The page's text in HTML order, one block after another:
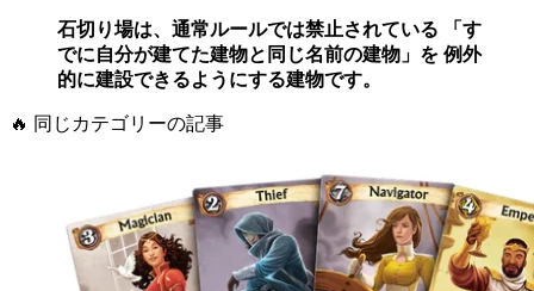
石切り場は、通常ルールでは禁止されている 「す
でに自分が建てた建物と同じ名前の建物」を 例外
的に建設できるようにする建物です。
🔥 同じカテゴリーの記事